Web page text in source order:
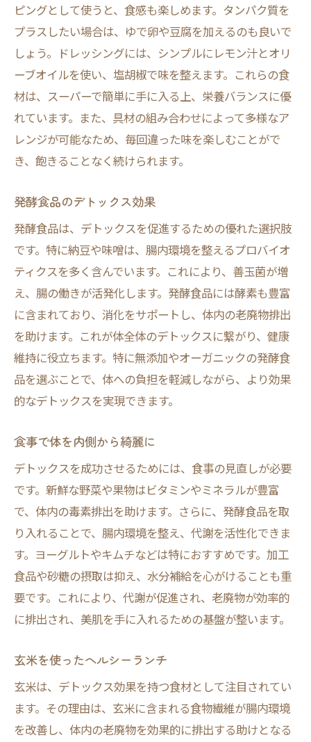
ピングとして使うと、食感も楽しめます。タンパク質を
プラスしたい場合は、ゆで卵や豆腐を加えるのも良いで
しょう。ドレッシングには、シンプルにレモン汁とオリ
ーブオイルを使い、塩胡椒で味を整えます。これらの食
材は、スーパーで簡単に手に入る上、栄養バランスに優
れています。また、具材の組み合わせによって多様なア
レンジが可能なため、毎回違った味を楽しむことがで
き、飽きることなく続けられます。
発酵食品のデトックス効果
発酵食品は、デトックスを促進するための優れた選択肢
です。特に納豆や味噌は、腸内環境を整えるプロバイオ
ティクスを多く含んでいます。これにより、善玉菌が増
え、腸の働きが活発化します。発酵食品には酵素も豊富
に含まれており、消化をサポートし、体内の老廃物排出
を助けます。これが体全体のデトックスに繋がり、健康
維持に役立ちます。特に無添加やオーガニックの発酵食
品を選ぶことで、体への負担を軽減しながら、より効果
的なデトックスを実現できます。
食事で体を内側から綺麗に
デトックスを成功させるためには、食事の見直しが必要
です。新鮮な野菜や果物はビタミンやミネラルが豊富
で、体内の毒素排出を助けます。さらに、発酵食品を取
り入れることで、腸内環境を整え、代謝を活性化できま
す。ヨーグルトやキムチなどは特におすすめです。加工
食品や砂糖の摂取は抑え、水分補給を心がけることも重
要です。これにより、代謝が促進され、老廃物が効率的
に排出され、美肌を手に入れるための基盤が整います。
玄米を使ったヘルシーランチ
玄米は、デトックス効果を持つ食材として注目されてい
ます。その理由は、玄米に含まれる食物繊維が腸内環境
を改善し、体内の老廃物を効果的に排出する助けとなる